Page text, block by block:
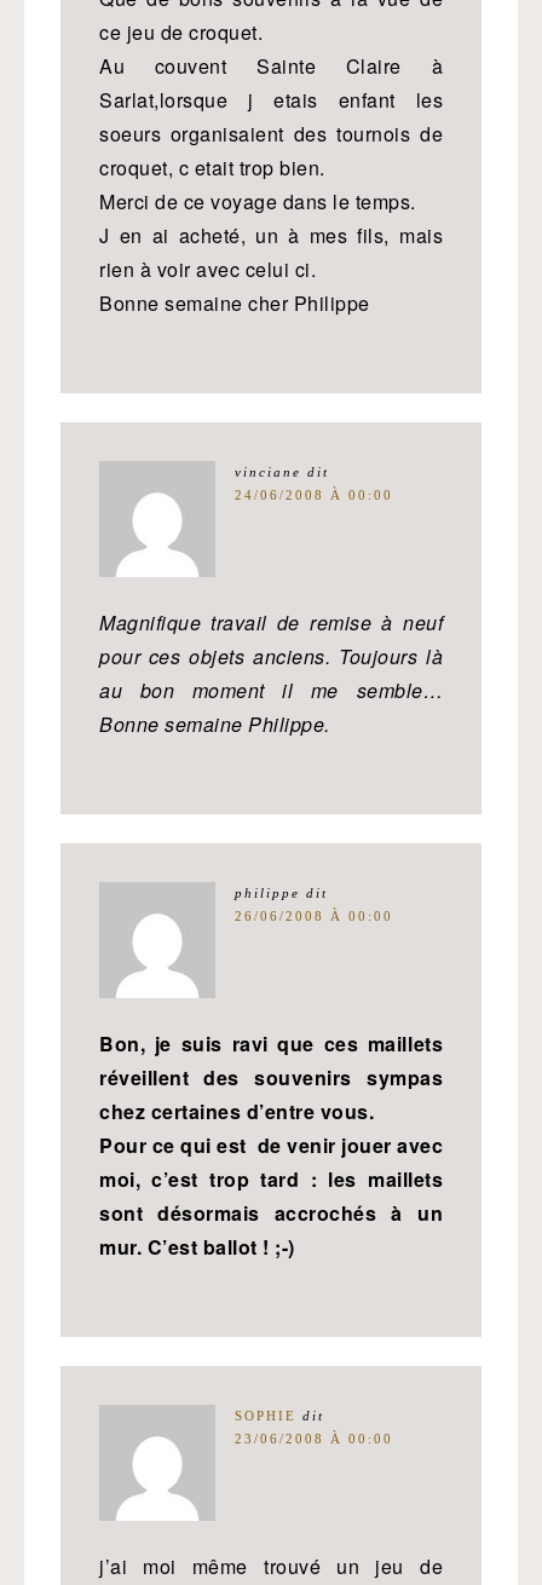
ce jeu de croquet.
Au couvent Sainte Claire à
Sarlat,lorsque j etais enfant les
soeurs organisaient des tournois de
croquet, c etait trop bien.
Merci de ce voyage dans le temps.
J en ai acheté, un à mes fils, mais
rien à voir avec celui ci.
Bonne semaine cher Philippe
vinciane dit
24/06/2008 À 00:00
Magnifique travail de remise à neuf
pour ces objets anciens. Toujours là
au bon moment il me semble…
Bonne semaine Philippe.
philippe dit
26/06/2008 À 00:00
Bon, je suis ravi que ces maillets
réveillent des souvenirs sympas
chez certaines d’entre vous.
Pour ce qui est de venir jouer avec
moi, c’est trop tard : les maillets
sont désormais accrochés à un
mur. C’est ballot ! ;-)
SOPHIE dit
23/06/2008 À 00:00
j’ai moi même trouvé un jeu de